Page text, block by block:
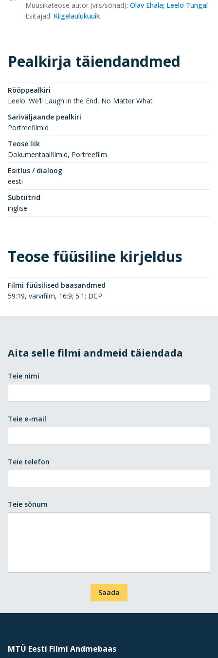
Muusikateose autor (viis/sõnad): Olav Ehala; Leelo Tungal
Esitajad: Kiigelaulukuuik
Pealkirja täiendandmed
Rööppealkiri
Leelo: We’ll Laugh in the End, No Matter What
Sariväljaande pealkiri
Portreefilmid
Teose liik
Dokumentaalfilmid, Portreefilm
Esitlus / dialoog
eesti
Subtiitrid
inglise
Teose füüsiline kirjeldus
Filmi füüsilised baasandmed
59:19, värvifilm, 16:9; 5.1; DCP
Aita selle filmi andmeid täiendada
Teie nimi
Teie e-mail
Teie telefon
Teie sõnum
Saada
MTÜ Eesti Filmi Andmebaas